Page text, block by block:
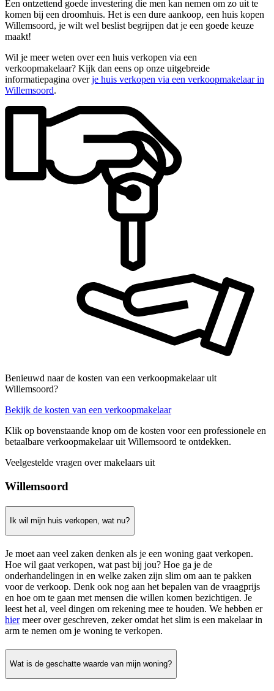
Een ontzettend goede investering die men kan nemen om zo uit te
komen bij een droomhuis. Het is een dure aankoop, een huis kopen
Willemsoord, je wilt wel beslist begrijpen dat je een goede keuze
maakt!
Wil je meer weten over een huis verkopen via een
verkoopmakelaar? Kijk dan eens op onze uitgebreide
informatiepagina overje huis verkopen via een verkoopmakelaar in
Willemsoord.
Benieuwd naar de kosten van een verkoopmakelaar uit
Willemsoord?
Bekijk de kosten van een verkoopmakelaar
Klik op bovenstaande knop om de kosten voor een professionele en
betaalbare verkoopmakelaar uit Willemsoord te ontdekken.
Veelgestelde vragen over makelaars uit
Willemsoord
Ik wil mijn huis verkopen, wat nu?
Je moet aan veel zaken denken als je een woning gaat verkopen.
Hoe wil gaat verkopen, wat past bij jou? Hoe ga je de
onderhandelingen in en welke zaken zijn slim om aan te pakken
voor de verkoop. Denk ook nog aan het bepalen van de vraagprijs
en hoe om te gaan met mensen die willen komen bezichtigen. Je
leest het al, veel dingen om rekening mee te houden. We hebben er
hiermeer over geschreven, zeker omdat het slim is een makelaar in
arm te nemen om je woning te verkopen.
Wat is de geschatte waarde van mijn woning?